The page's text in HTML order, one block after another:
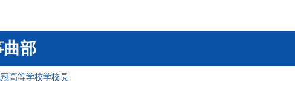
部
高等学校学校長